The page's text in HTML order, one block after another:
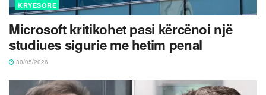
KRYESORE
Microsoft kritikohet pasi kërcënoi një
studiues sigurie me hetim penal
30/05/2026